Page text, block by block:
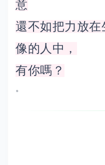
意
還不如把力放
像的人中，
有你嗎？
。